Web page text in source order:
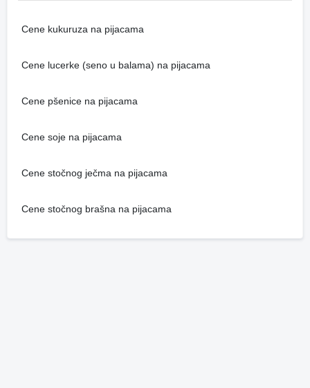
Cene kukuruza na pijacama
Cene lucerke (seno u balama) na pijacama
Cene pšenice na pijacama
Cene soje na pijacama
Cene stočnog ječma na pijacama
Cene stočnog brašna na pijacama